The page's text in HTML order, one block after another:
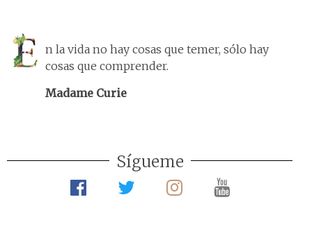
n la vida no hay cosas que temer, sólo hay
cosas que comprender.
Madame Curie
Sígueme